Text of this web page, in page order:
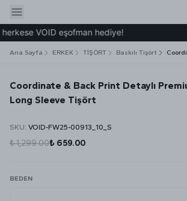
VOID eşofman hediye!
Ana Sayfa ERKEK TİŞÖRT Baskılı Tişört
Coordinate & Back Print Detaylı
Long Sleeve Tişört
SKU: VOID-FW25-00913_10_S
₺ 1,299.00₺ 659.00
BEDEN